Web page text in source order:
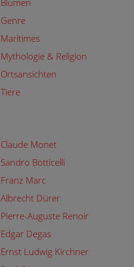
Blumen
Genre
Maritimes
Mythologie & Religion
Ortsansichten
Tiere
Claude Monet
Sandro Botticelli
Franz Marc
Albrecht Dürer
Pierre-Auguste Renoir
Edgar Degas
Ernst Ludwig Kirchner